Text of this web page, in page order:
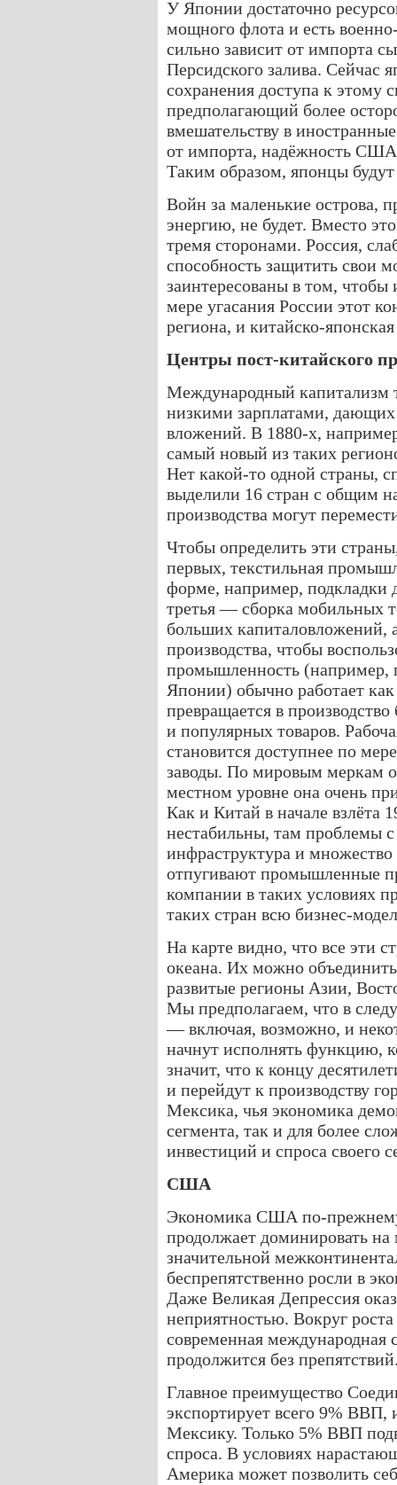
У Японии достаточно
мощного флота и есть
сильно зависит от импорта
Персидского залива. Сейчас
сохранения доступа к этому
предполагающий более
вмешательству в
от импорта, надёжность США
Таким образом, японцы будут
Войн за маленькие острова,
энергию, не будет. Вместо
тремя сторонами. Россия,
способность защитить свои
заинтересованы в том,
мере угасания России этот
региона, и китайско-
Центры пост-китайского
Международный капитализм
низкими зарплатами,
вложений. В 1880-х,
самый новый из таких
Нет какой-то одной страны,
выделили 16 стран с общим
производства могут
Чтобы определить эти
первых, текстильная
форме, например, подкладки
третья — сборка мобильных
больших капиталовложений,
производства, чтобы
промышленность (например,
Японии) обычно работает
превращается в
и популярных товаров.
становится доступнее по
заводы. По мировым меркам
местном уровне она очень
Как и Китай в начале взлёта
нестабильны, там проблемы
инфраструктура и
отпугивают промышленные
компании в таких условиях
таких стран всю бизнес-
На карте видно, что все эти
океана. Их можно
развитые регионы Азии,
Мы предполагаем, что в
— включая, возможно, и
начнут исполнять функцию,
значит, что к концу
и перейдут к производству
Мексика, чья экономика
сегмента, так и для более
инвестиций и спроса своего
США
Экономика США по-
продолжает доминировать
значительной
беспрепятственно росли в
Даже Великая Депрессия
неприятностью. Вокруг
современная международная
продолжится без
Главное преимущество
экспортирует всего 9% ВВП,
Мексику. Только 5% ВВП
спроса. В условиях
Америка может позволить